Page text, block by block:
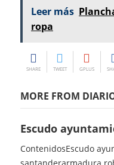
Leer más
ropa
SHARE TWEET GPLUS
MORE FROM
Escudo
ContenidosEscudo